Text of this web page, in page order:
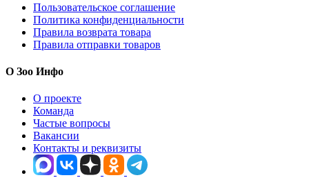
Пользовательское соглашение
Политика конфиденциальности
Правила возврата товара
Правила отправки товаров
О Зоо Инфо
О проекте
Команда
Частые вопросы
Вакансии
Контакты и реквизиты